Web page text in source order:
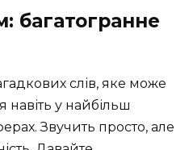
багатогранне
слів, яке може
у найбільш
Звучить просто, але